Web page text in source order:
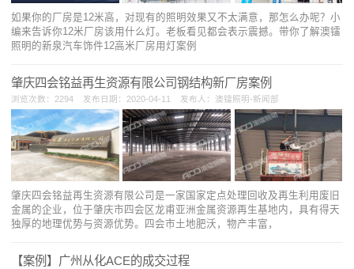
如果你的厂房是12米高，对现有的照明效果又不太满意，那怎么办呢？小
编来告诉你12米厂房该用什么灯。老板看见都会表示震撼。带你了解澳镭
照明的新泉汽车饰件12高米厂房用灯案例
肇庆四会铭益再生资源有限公司钢结构新厂房案例
浏览次数：2294 发布日期：2020-04-11 发布人：澳镭照明-新闻部
肇庆四会铭益再生资源有限公司是一家国家定点处理回收及再生利用废旧
金属的企业，位于肇庆市四会区龙甫亚洲金属资源再生基地内，具有得天
独厚的地理优势与资源优势。四会市土地肥沃，物产丰富，
【案例】广州从化ACE的成交过程